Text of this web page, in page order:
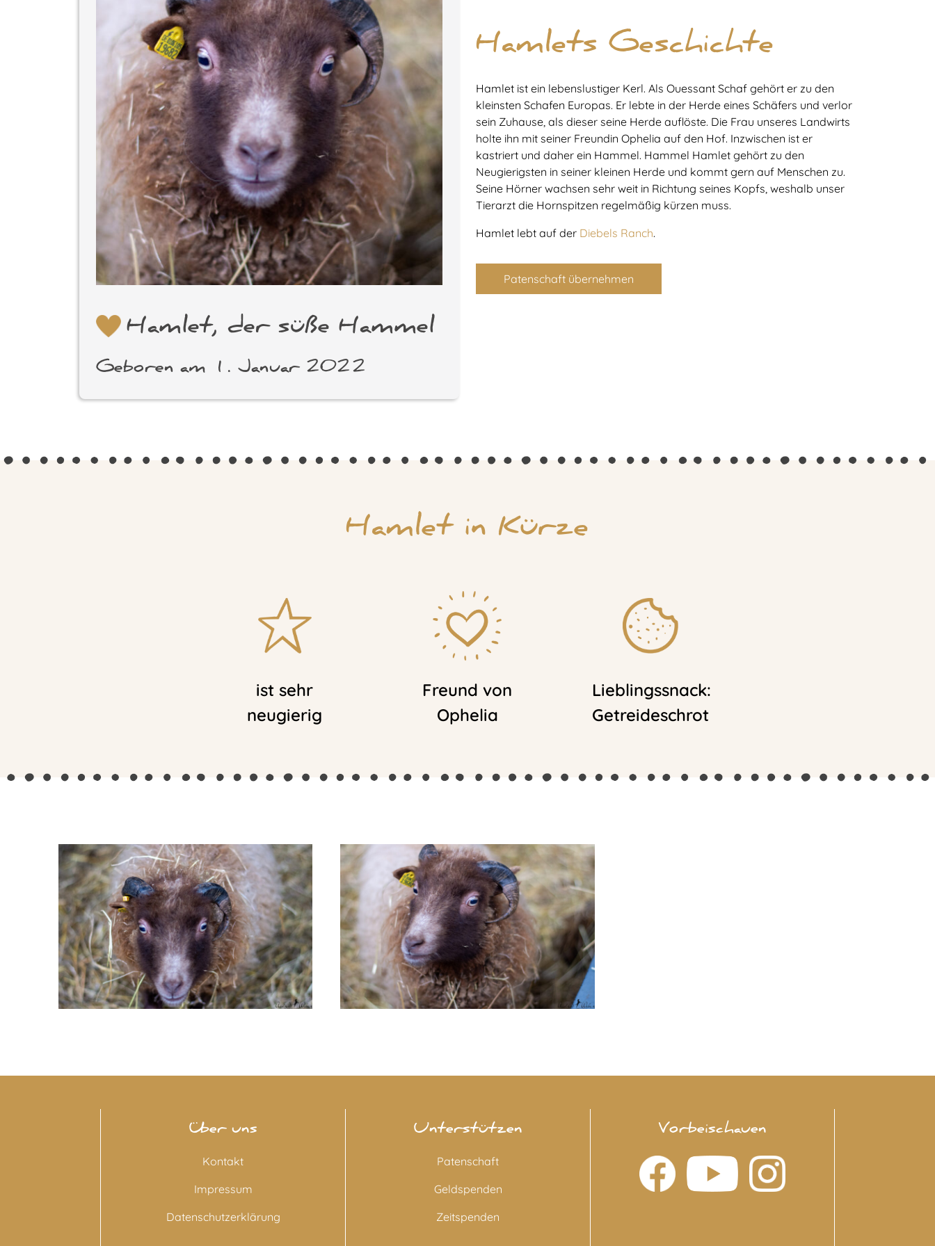
Hamlet, der süße Hammel
Geboren am 1. Januar 2022
Hamlets Geschichte
Hamlet ist ein lebenslustiger Kerl. Als Ouessant Schaf gehört er zu den
kleinsten Schafen Europas. Er lebte in der Herde eines Schäfers und verlor
sein Zuhause, als dieser seine Herde auflöste. Die Frau unseres Landwirts
holte ihn mit seiner Freundin Ophelia auf den Hof. Inzwischen ist er
kastriert und daher ein Hammel. Hammel Hamlet gehört zu den
Neugierigsten in seiner kleinen Herde und kommt gern auf Menschen zu.
Seine Hörner wachsen sehr weit in Richtung seines Kopfs, weshalb unser
Tierarzt die Hornspitzen regelmäßig kürzen muss.
Hamlet lebt auf der Diebels Ranch.
Patenschaft übernehmen
Hamlet in Kürze
ist sehr
neugierig
Freund von
Ophelia
Lieblingssnack:
Getreideschrot
Über uns
Kontakt
Impressum
Datenschutzerklärung
Unterstützen
Patenschaft
Geldspenden
Zeitspenden
Vorbeischauen